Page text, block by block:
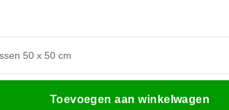
Toevoegen aan winkelwagen